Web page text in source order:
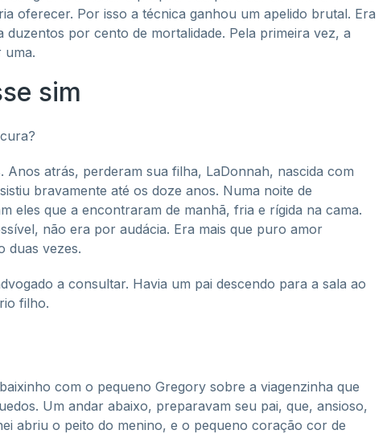
oferecer. Por isso a técnica ganhou um apelido brutal. Era
por cento de mortalidade. Pela primeira vez, a
uma.
sim
atrás, perderam sua filha, LaDonnah, nascida com
bravamente até os doze anos. Numa noite de
eles que a encontraram de manhã, fria e rígida na cama.
não era por audácia. Era mais que puro amor
duas vezes.
a consultar. Havia um pai descendo para a sala ao
filho.
com o pequeno Gregory sobre a viagenzinha que
Um andar abaixo, preparavam seu pai, que, ansioso,
abriu o peito do menino, e o pequeno coração cor de